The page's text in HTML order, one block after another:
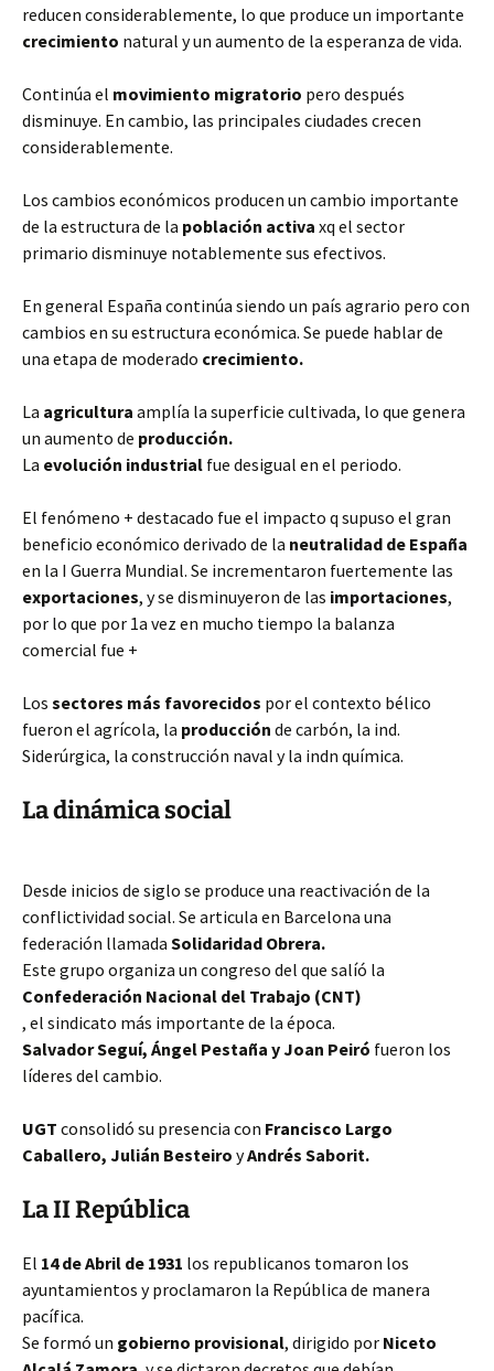
reducen considerablemente, lo que produce un importante
crecimiento natural y un aumento de la esperanza de vida.
Continúa el movimiento migratorio pero después
disminuye. En cambio, las principales ciudades crecen
considerablemente.
Los cambios económicos producen un cambio importante
de la estructura de la población activa xq el sector
primario disminuye notablemente sus efectivos.
En general España continúa siendo un país agrario pero con
cambios en su estructura económica. Se puede hablar de
una etapa de moderado crecimiento.
La agricultura amplía la superficie cultivada, lo que genera
un aumento de producción.
La evolución industrial fue desigual en el periodo.
El fenómeno + destacado fue el impacto q supuso el gran
beneficio económico derivado de la neutralidad de España
en la I Guerra Mundial. Se incrementaron fuertemente las
exportaciones, y se disminuyeron de las importaciones,
por lo que por 1a vez en mucho tiempo la balanza
comercial fue +
Los sectores más favorecidos por el contexto bélico
fueron el agrícola, la producción de carbón, la ind.
Siderúrgica, la construcción naval y la indn química.
La dinámica social
Desde inicios de siglo se produce una reactivación de la
conflictividad social. Se articula en Barcelona una
federación llamada Solidaridad Obrera.
Este grupo organiza un congreso del que salíó la
Confederación Nacional del Trabajo (CNT)
, el sindicato más importante de la época.
Salvador Seguí, Ángel Pestaña y Joan Peiró fueron los
líderes del cambio.
UGT consolidó su presencia con Francisco Largo
Caballero, Julián Besteiro yAndrés Saborit.
La II República
El 14 de Abril de 1931 los republicanos tomaron los
ayuntamientos y proclamaron la República de manera
pacífica.
Se formó un gobierno provisional, dirigido por Niceto